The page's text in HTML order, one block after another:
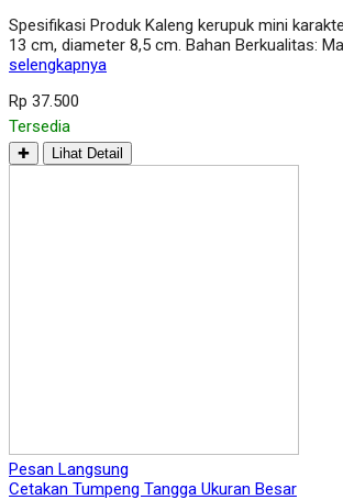
Spesifikasi Produk Kaleng kerupuk mini
13 cm, diameter 8,5 cm. Bahan Berkualitas:
selengkapnya
Rp 37.500
Tersedia
✚ Lihat Detail
Pesan Langsung
Cetakan Tumpeng Tangga Ukuran Besar